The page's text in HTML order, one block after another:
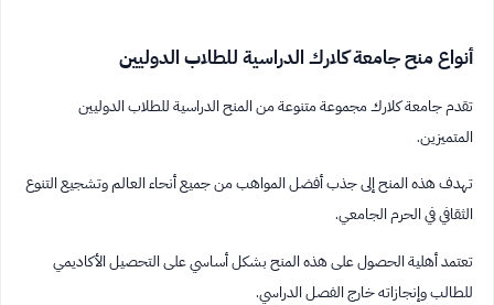
أنواع منح جامعة كلارك الدراسية للطلاب الدوليين
تقدم جامعة كلارك مجموعة متنوعة من المنح الدراسية للطلاب الدوليين
المتميزين.
تهدف هذه المنح إلى جذب أفضل المواهب من جميع أنحاء العالم وتشجيع التنوع
الثقافي في الحرم الجامعي.
تعتمد أهلية الحصول على هذه المنح بشكل أساسي على التحصيل الأكاديمي
للطالب وإنجازاته خارج الفصل الدراسي.